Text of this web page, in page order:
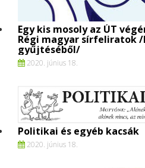
Egy kis mosoly az ÚT
Régi magyar sírfeliratok /
gyűjtéséből/
2020. június 18.
Politikai és egyéb kacsák
2020. június 18.